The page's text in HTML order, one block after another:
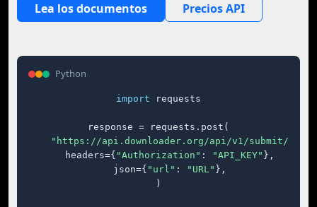
Lea los documentos Precios API
Python
import requests
response = requests.post(
"https://api.downloader.org/api/v1/submit/"
    headers={
"Authorization" : "API_KEY" },
    json={
"url" : "URL" },
)